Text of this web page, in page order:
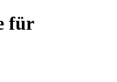
für